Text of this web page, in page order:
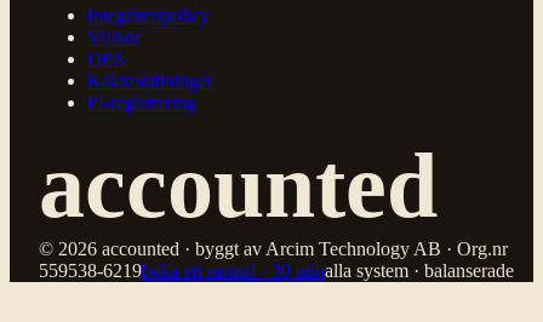
Integritetspolicy
Villkor
DPA
Kakinställningar
FI-registrering
accounted
© 2026 accounted · byggt av Arcim Technology AB · Org.nr
559538-6219boka ett samtal · 30 minalla system · balanserade